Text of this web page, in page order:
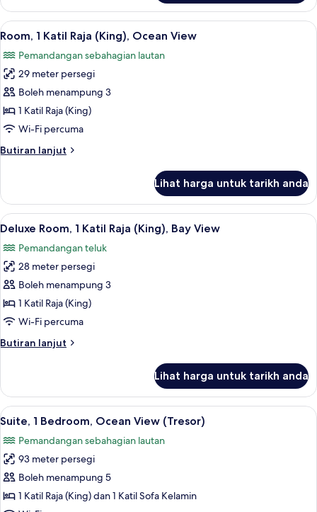
Bay
View
Room,
Katil
(King),
Balcony,
View
Lihat
semua
foto
untuk
Room,
1
Katil
(King),
Room, 1 Katil Raja (King), Ocean
2
Room, 1 Katil Raja (King), Ocean View
Pemandangan sebahagian lautan
29 meter persegi
Boleh menampung 3
1 Katil Raja (King)
Wi-Fi percuma
Butiran lanjut
Butiran
1
Katil
Raja
Ocean
View
Lihat harga untuk tarikh anda
Lihat
semua
foto
untuk
Deluxe
Room,
1
Raja
View
Peralatan tempat tidur premium, bar
2
Deluxe Room, 1 Katil Raja (King), Bay View
Pemandangan teluk
28 meter persegi
Boleh menampung 3
1 Katil Raja (King)
Wi-Fi percuma
Butiran lanjut
Butiran
Room,
Katil
(King),
Bay
Lihat harga untuk tarikh anda
Lihat
semua
foto
untuk
Suite,
1
Peralatan tempat tidur premium, bar
5
Suite, 1 Bedroom, Ocean View (Tresor)
Pemandangan sebahagian lautan
93 meter persegi
Boleh menampung 5
1 Katil Raja (King) dan 1 Katil Sofa Kelamin